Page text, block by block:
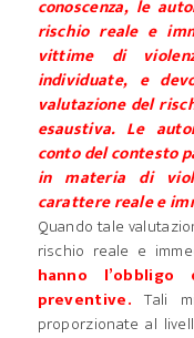
conoscenza, le
rischio reale e
vittime di
individuate, e
valutazione del
esaustiva. Le
conto del contesto
in materia di
carattere reale e
Quando tale
rischio reale e
hanno
preventive. Tali
proporzionate al